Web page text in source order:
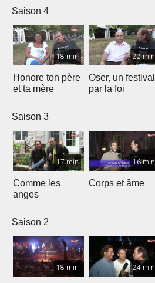
Saison 4
18 min
Honore ton père
et ta mère
22 min
Oser, un festival
par la foi
Saison 3
17 min
Comme les
anges
16 min
Corps et âme
Saison 2
18 min 24 min